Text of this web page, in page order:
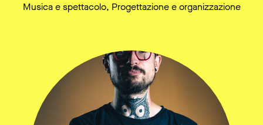
Musica e spettacolo, Progettazione e organizzazione